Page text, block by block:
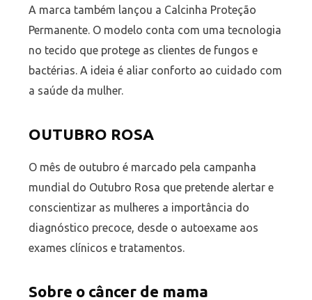
A marca também lançou a Calcinha Proteção
Permanente. O modelo conta com uma tecnologia
no tecido que protege as clientes de fungos e
bactérias. A ideia é aliar conforto ao cuidado com
a saúde da mulher.
OUTUBRO ROSA
O mês de outubro é marcado pela campanha
mundial do Outubro Rosa que pretende alertar e
conscientizar as mulheres a importância do
diagnóstico precoce, desde o autoexame aos
exames clínicos e tratamentos.
Sobre o câncer de mama